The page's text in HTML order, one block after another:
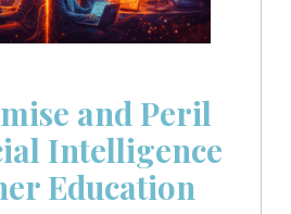
and Peril
Intelligence
Education